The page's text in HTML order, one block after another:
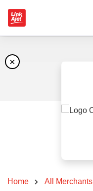
Home All Merchants
×